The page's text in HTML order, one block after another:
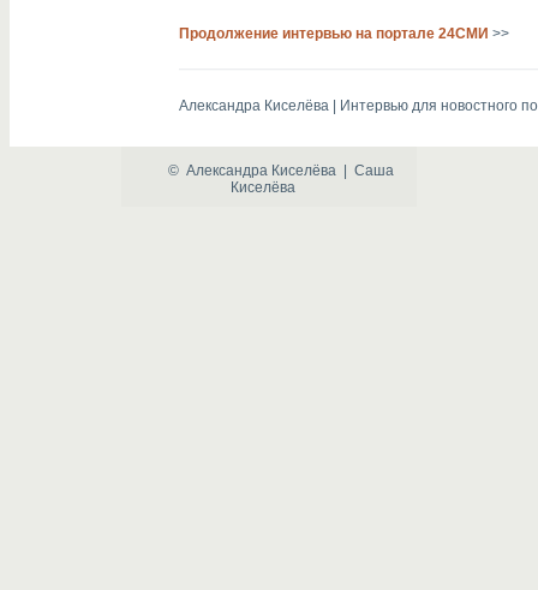
Продолжение интервью на портале 24СМИ >>
Александра Киселёва | Интервью для новостного
© Александра Киселёва
Саша
Киселёва